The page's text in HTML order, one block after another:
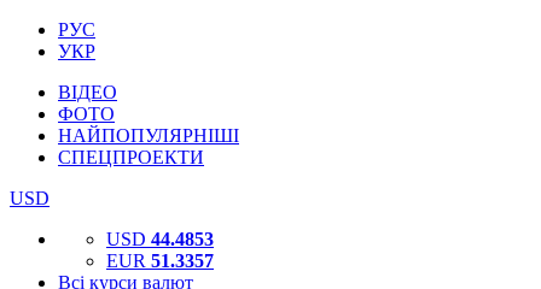
РУС
УКР
ВІДЕО
ФОТО
НАЙПОПУЛЯРНІШІ
СПЕЦПРОЕКТИ
USD
USD 44.4853
EUR 51.3357
Всі курси валют